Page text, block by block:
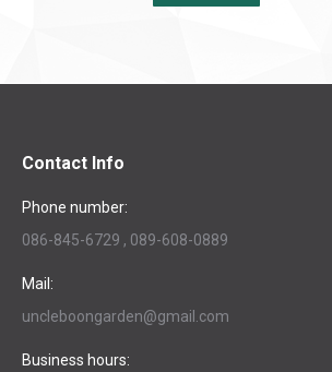
Contact Info
Phone number:
086-845-6729 , 089-608-0889
Mail:
uncleboongarden@gmail.com
Business hours: